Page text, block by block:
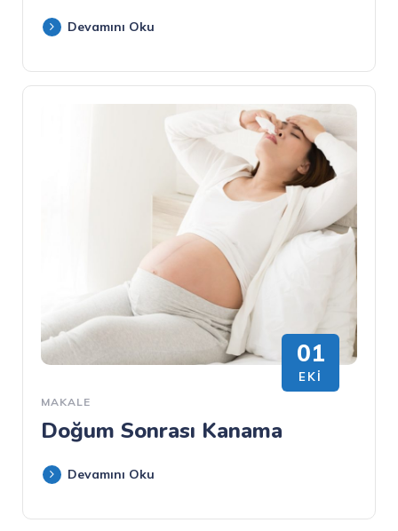
Devamını Oku
01
EKI
MAKALE
Doğum Sonrası Kanama
Devamını Oku